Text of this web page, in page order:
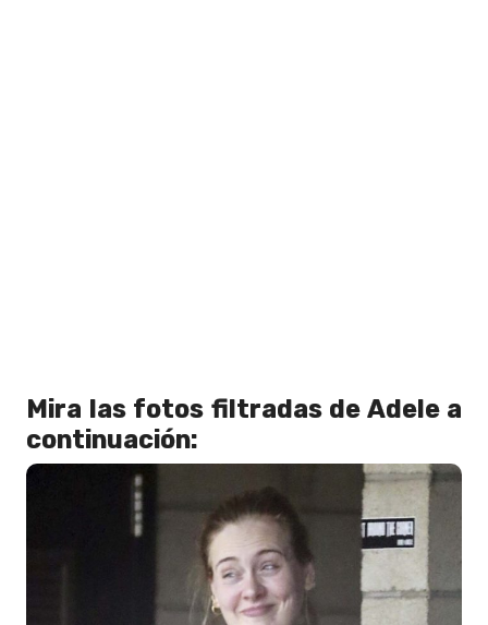
Mira las fotos filtradas de Adele a
continuación: